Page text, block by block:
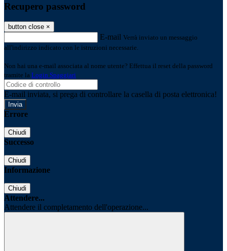
Recupero password
button close ×
E-mail Verrà inviato un messaggio
all'indirizzo indicato con le istruzioni necessarie.
Non hai una e-mail associata al nome utente? Effettua il reset della password
tramite la Login Spaggiari
E-mail inviata, si prega di controllare la casella di posta elettronica!
Errore
Chiudi
Successo
Chiudi
Informazione
Chiudi
Attendere...
Attendere il completamento dell'operazione...